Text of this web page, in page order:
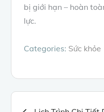
bị giới hạn – hoàn
lực.
Categories: Sức khỏe
Điều